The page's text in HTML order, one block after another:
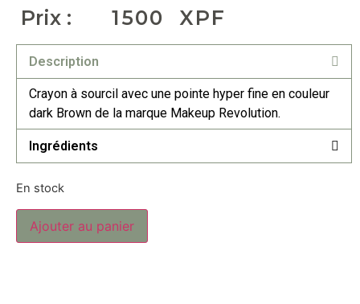
Prix : 1500 XPF
Description
Crayon à sourcil avec une pointe hyper fine en couleur
dark Brown de la marque Makeup Revolution.
Ingrédients
En stock
Ajouter au panier